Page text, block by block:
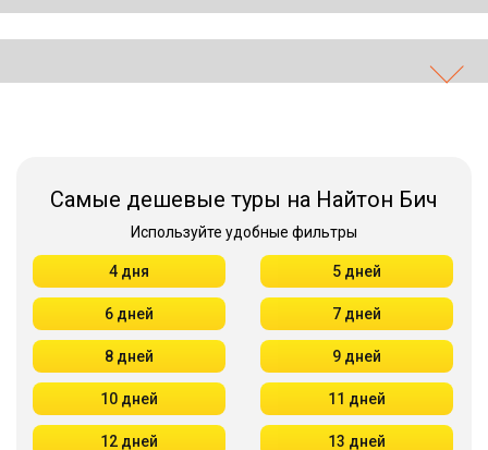
Самые дешевые туры на Найтон Бич
Используйте удобные фильтры
4 дня 5 дней
6 дней 7 дней
8 дней 9 дней
10 дней 11 дней
12 дней 13 дней